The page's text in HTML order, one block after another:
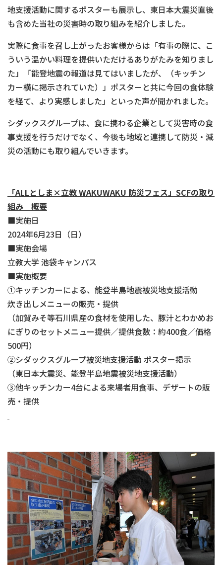
地支援活動に関するポスターも展示し、東日本大震災直後
も含めた当社の災害時の取り組みを紹介しました。
実際に食事を召し上がったお客様からは「有事の際に、こ
ういう温かい料理を提供いただけるありがたみを知りまし
た」「能登地震の報道は見てはいましたが、（キッチン
カー横に掲示されていた）」ポスターと共に今回の食体験
を経て、より実感しました」といった声が聞かれました。
シダックスグループは、食に携わる企業として災害時の食
事支援を行うだけでなく、今後も地域と連携して防災・減
災の活動にも取り組んでいきます。
「ALLとしま×立教WAKUWAKU 防災フェス」 SCFの取り
組み 概要
■実施日
2024年6月23日（日）
■実施会場
立教大学 池袋キャンパス
■実施概要
①キッチンカーによる、能登半島地震被災地支援活動
炊き出しメニューの販売・提供
（加賀みそ等石川県産の食材を使用した、豚汁とわかめお
にぎりのセットメニュー提供／提供食数：約400食／価格
500円）
②シダックスグループ被災地支援活動 ポスター掲示
（東日本大震災、能登半島地震被災地支援活動）
③他キッチンカー4台による来場者用食事、デザートの販
売・提供